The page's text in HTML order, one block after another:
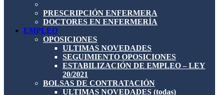
PRESCRIPCIÓN ENFERMERA
DOCTORES EN ENFERMERÍA
EMPLEO
OPOSICIONES
ULTIMAS NOVEDADES
SEGUIMIENTO OPOSICIONES
ESTABILIZACIÓN DE EMPLEO – LEY
20/2021
BOLSAS DE CONTRATACIÓN
ULTIMAS NOVEDADES (todas)